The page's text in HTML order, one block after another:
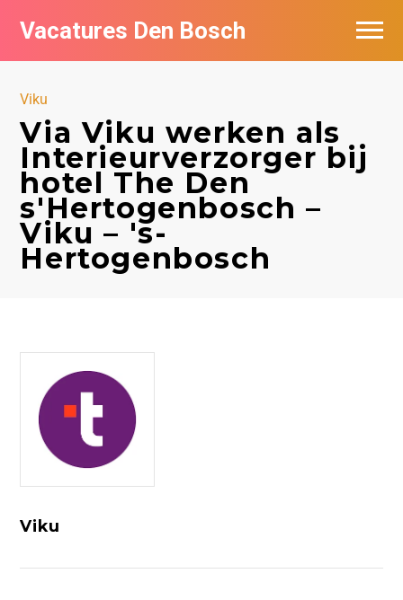
Vacatures Den Bosch
Viku
Via Viku werken als
Interieurverzorger bij
hotel The Den
s'Hertogenbosch –
Viku – 's-
Hertogenbosch
Viku
Vacatures per bedrijf in Den Bosch